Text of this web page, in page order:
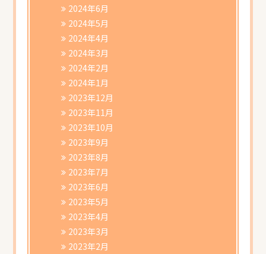
2024年6月
2024年5月
2024年4月
2024年3月
2024年2月
2024年1月
2023年12月
2023年11月
2023年10月
2023年9月
2023年8月
2023年7月
2023年6月
2023年5月
2023年4月
2023年3月
2023年2月